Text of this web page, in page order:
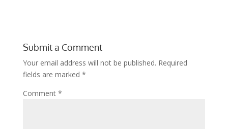
Submit a Comment
Your email address will not be published. Required
fields are marked *
Comment *